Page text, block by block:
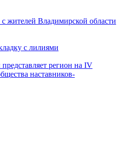
жителей Владимирской области
с лилиями
регион на IV
наставников-